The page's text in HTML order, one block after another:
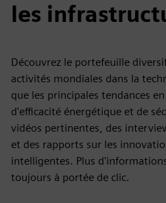
les
Découvrez le portefeuille
activités mondiales dans la
que les principales tendances
d'efficacité énergétique et de
vidéos pertinentes, des
et des rapports sur les
intelligentes. Plus
toujours à portée de clic.